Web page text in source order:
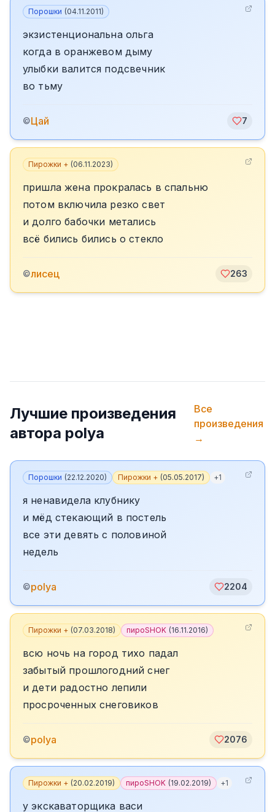
Порошки (04.11.2011)
экзистенциональна ольга
когда в оранжевом дыму
улыбки валится подсвечник
во тьму
©Цай 7
Пирожки + (06.11.2023)
пришла жена прокралась в спальню
потом включила резко свет
и долго бабочки метались
всë бились бились о стекло
©лисец 263
Лучшие произведения
автора polya
Все
произведения
→
Порошки (22.12.2020) Пирожки + (05.05.2017) +1
я ненавидела клубнику
и мёд стекающий в постель
все эти девять с половиной
недель
©polya 2204
Пирожки + (07.03.2018) пироSHOK (16.11.2016)
всю ночь на город тихо падал
забытый прошлогодний снег
и дети радостно лепили
просроченных снеговиков
©polya 2076
Пирожки + (20.02.2019) пироSHOK (19.02.2019) +1
у экскаваторщика васи